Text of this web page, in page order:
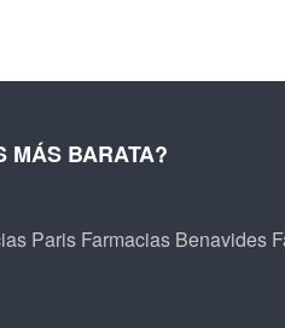
MÁS BARATA?
Paris Farmacias Benavides